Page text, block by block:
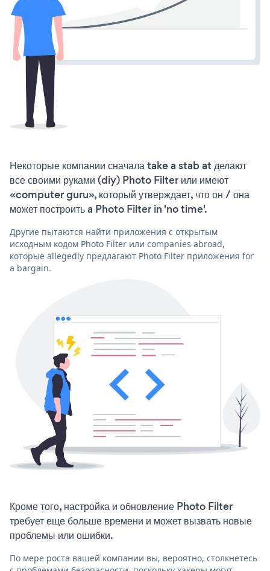
Некоторые компании сначала take a stab at делают
все своими руками (diy) Photo Filter или имеют
«computer guru», который утверждает, что он / она
может построить a Photo Filter in 'no time'.
Другие пытаются найти приложения с открытым
исходным кодом Photo Filter или companies abroad,
которые allegedly предлагают Photo Filter приложения for
a bargain.
Кроме того, настройка и обновление Photo Filter
требует еще больше времени и может вызвать новые
проблемы или ошибки.
По мере роста вашей компании вы, вероятно, столкнетесь